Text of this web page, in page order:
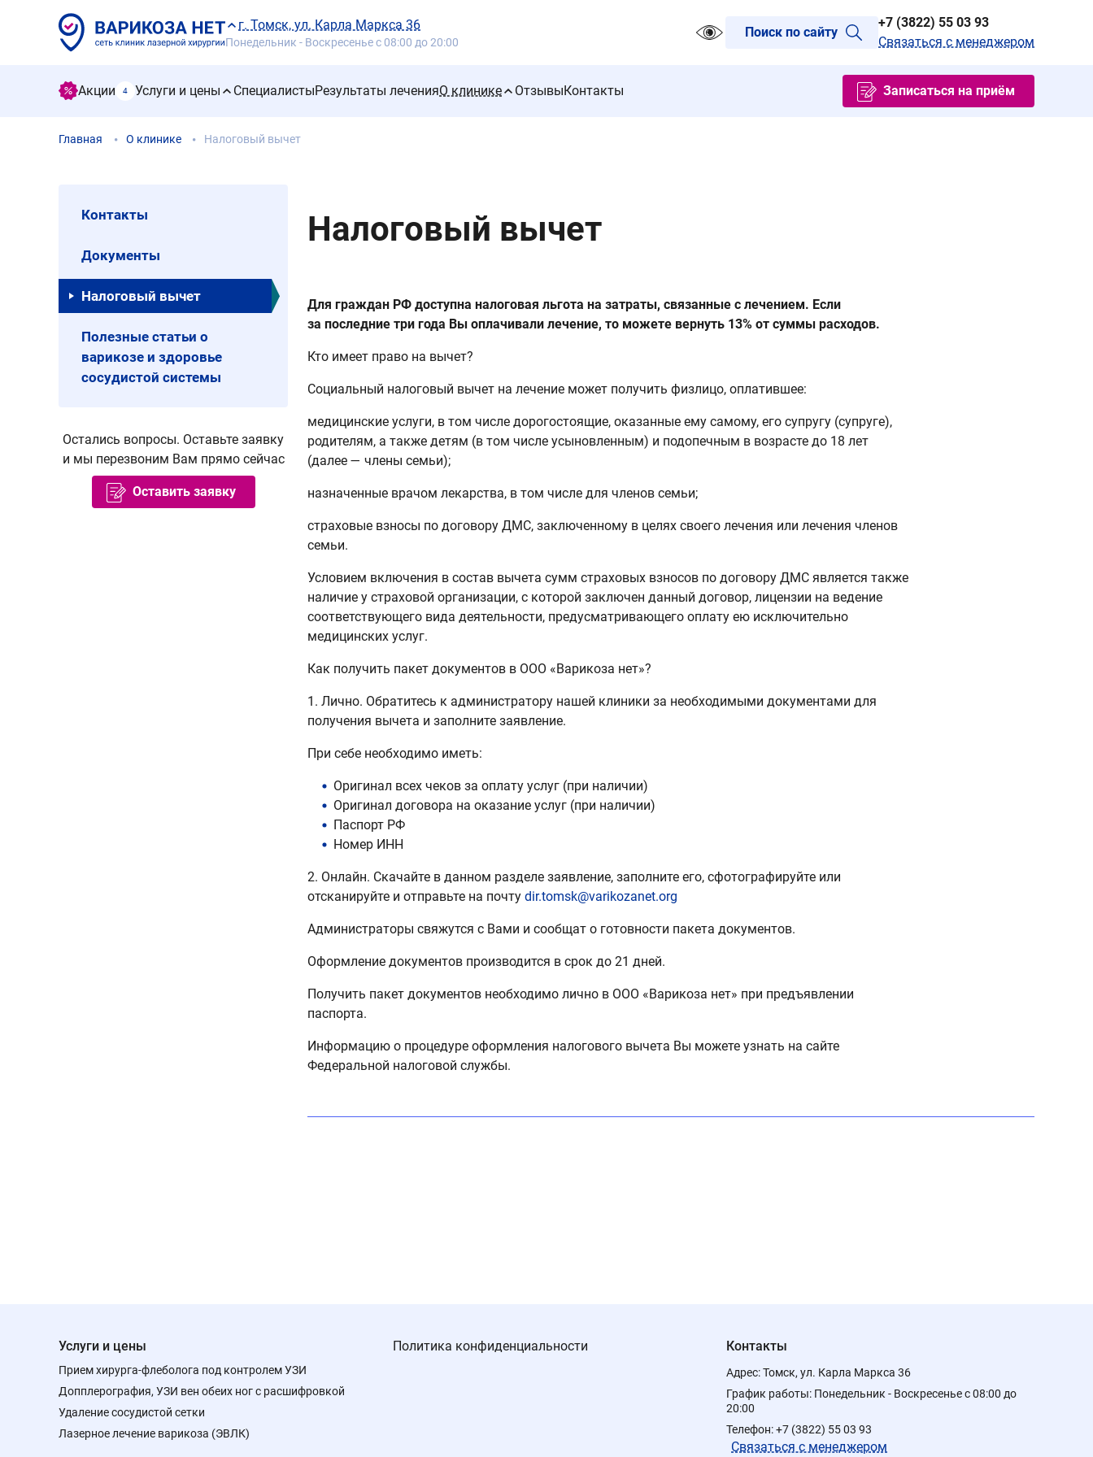
г. Томск, ул. Карла Маркса 36
Понедельник - Воскресенье с 08:00 до 20:00
Поиск по сайту
+7 (3822) 55 03 93
Связаться с менеджером
Акции 4 Услуги и цены СпециалистыРезультаты леченияО клинике ОтзывыКонтакты Записаться на приём
Главная О клинике Налоговый вычет
Налоговый вычет
Для граждан РФ доступна налоговая льгота на затраты, связанные с лечением. Если
за последние три года Вы оплачивали лечение, то можете вернуть 13% от суммы расходов.
Кто имеет право на вычет?
Социальный налоговый вычет на лечение может получить физлицо, оплатившее:
медицинские услуги, в том числе дорогостоящие, оказанные ему самому, его супругу (супруге),
родителям, а также детям (в том числе усыновленным) и подопечным в возрасте до 18 лет
(далее — члены семьи);
назначенные врачом лекарства, в том числе для членов семьи;
страховые взносы по договору ДМС, заключенному в целях своего лечения или лечения членов
семьи.
Условием включения в состав вычета сумм страховых взносов по договору ДМС является также
наличие у страховой организации, с которой заключен данный договор, лицензии на ведение
соответствующего вида деятельности, предусматривающего оплату ею исключительно
медицинских услуг.
Как получить пакет документов в ООО «Варикоза нет»?
1. Лично. Обратитесь к администратору нашей клиники за необходимыми документами для
получения вычета и заполните заявление.
При себе необходимо иметь:
Оригинал всех чеков за оплату услуг (при наличии)
Оригинал договора на оказание услуг (при наличии)
Паспорт РФ
Номер ИНН
2. Онлайн. Скачайте в данном разделе заявление, заполните его, сфотографируйте или
отсканируйте и отправьте на почту dir.tomsk@varikozanet.org
Администраторы свяжутся с Вами и сообщат о готовности пакета документов.
Оформление документов производится в срок до 21 дней.
Получить пакет документов необходимо лично в ООО «Варикоза нет» при предъявлении
паспорта.
Информацию о процедуре оформления налогового вычета Вы можете узнать на сайте
Федеральной налоговой службы.
Контакты
Документы
Налоговый вычет
Полезные статьи о
варикозе и здоровье
сосудистой системы
Остались вопросы. Оставьте заявку
и мы перезвоним Вам прямо сейчас
Оставить заявку
Услуги и цены
Прием хирурга-флеболога под контролем УЗИ
Допплерография, УЗИ вен обеих ног с расшифровкой
Удаление сосудистой сетки
Лазерное лечение варикоза (ЭВЛК)
Политика конфиденциальности Контакты
Адрес: Томск, ул. Карла Маркса 36
График работы: Понедельник - Воскресенье с 08:00 до
20:00
Телефон: +7 (3822) 55 03 93
Связаться с менеджером